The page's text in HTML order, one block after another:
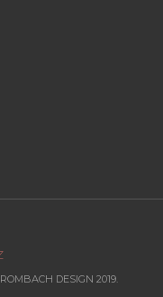
DESIGN 2019.